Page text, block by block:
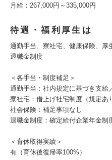
月給：267,000円～335,000円
待遇・福利厚生は
通勤手当、寮社宅、健康保険、厚
退職金制度
＜各手当・制度補足＞
通勤手当：社内規定に基づき支給
寮社宅：借上げ社宅制度（規定あ
社会保険：補足事項なし
退職金制度：確定給付企業年金制
＜育休取得実績＞
有（育休後復帰率100%）